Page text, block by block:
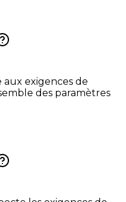
exigences de
des paramètres